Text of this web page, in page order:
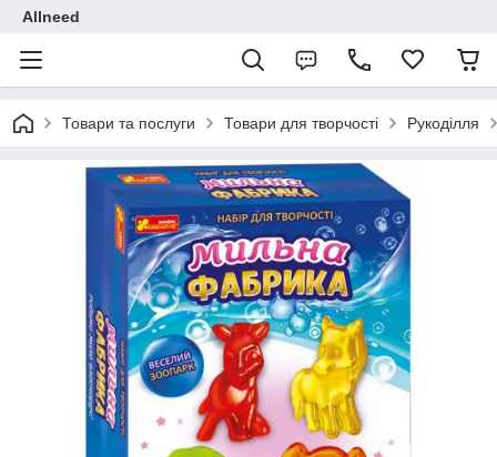
Allneed
Товари та послуги Товари для творчості Рукоділля